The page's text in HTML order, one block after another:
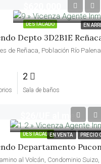
DESTACADO EN
Depto 3D2B1E
2
Sala de baños
DESTACADOEN VENTA PRECIO
$26/UF al mes
Departamento